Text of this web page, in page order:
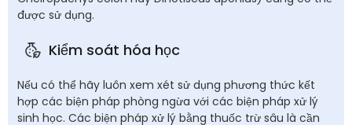
được sử dụng.
Kiểm soát hóa học
Nếu có thể hãy luôn xem xét sử dụng phương thức kết
hợp các biện pháp phòng ngừa với các biện pháp xử lý
sinh học. Các biện pháp xử lý bằng thuốc trừ sâu là cần